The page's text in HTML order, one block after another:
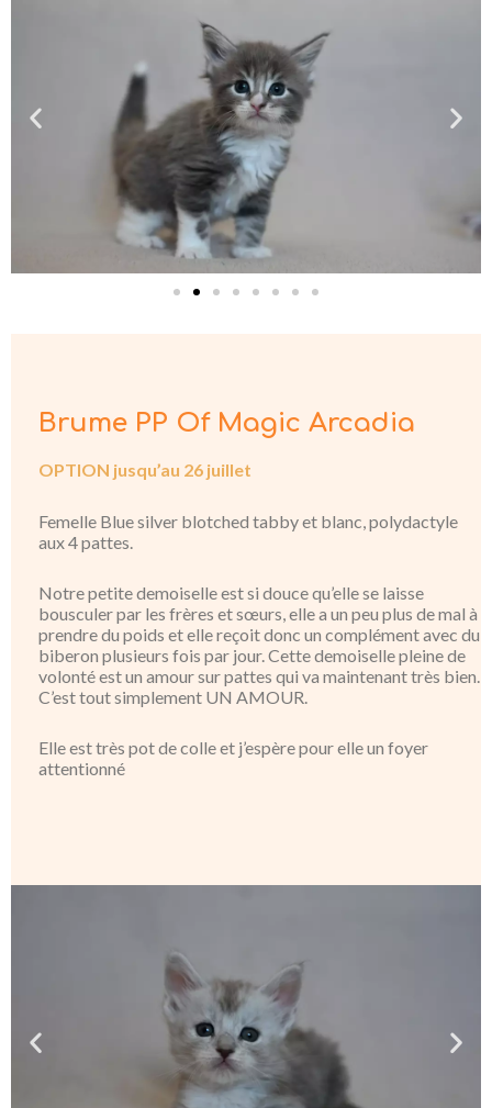
Brume PP Of Magic Arcadia
OPTION jusqu’au 26 juillet
Femelle Blue silver blotched tabby et blanc, polydactyle
aux 4 pattes.
Notre petite demoiselle est si douce qu’elle se laisse
bousculer par les frères et sœurs, elle a un peu plus de mal à
prendre du poids et elle reçoit donc un complément avec du
biberon plusieurs fois par jour. Cette demoiselle pleine de
volonté est un amour sur pattes qui va maintenant très bien.
C’est tout simplement UN AMOUR.
Elle est très pot de colle et j’espère pour elle un foyer
attentionné